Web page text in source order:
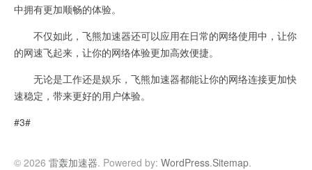
中拥有更加顺畅的体验。
不仅如此，飞熊加速器还可以应用在日常的网络使用中，让你
的网速飞起来，让你的网络体验更加高效便捷。
无论是工作还是娱乐，飞熊加速器都能让你的网络连接更加快
速稳定，带来更好的用户体验。
#3#
© 2026 雷轰加速器. Powered by: WordPress.Sitemap.